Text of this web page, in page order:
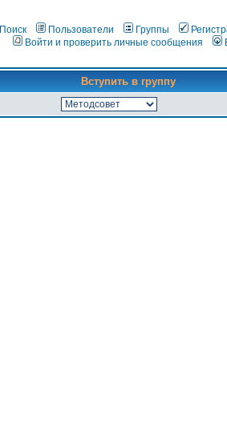
Поиск Пользователи Группы
Войти и проверить личные сообщения
Вступить в группу